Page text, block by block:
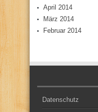
April 2014
März 2014
Februar 2014
Datenschutz